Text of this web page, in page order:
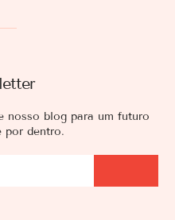
nosso blog para um futuro
por dentro.